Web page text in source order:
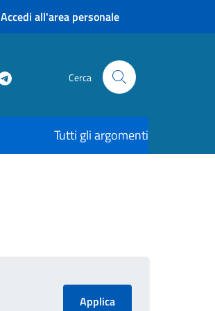
Accedi all'area personale
Cerca
Tutti gli argomenti